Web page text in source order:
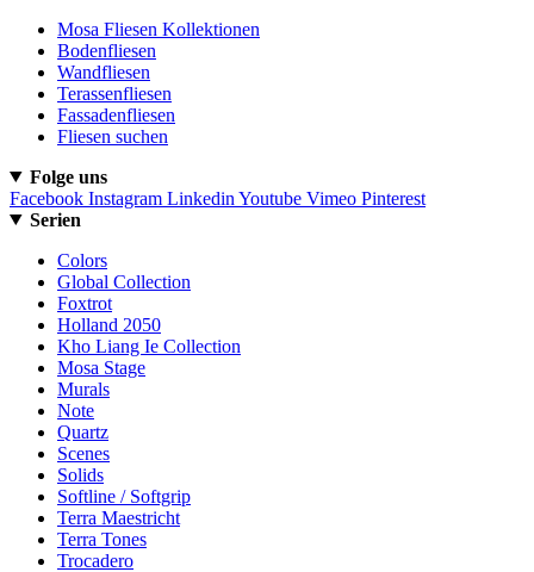
Mosa Fliesen Kollektionen
Bodenfliesen
Wandfliesen
Terassenfliesen
Fassadenfliesen
Fliesen suchen
Folge uns
Facebook Instagram Linkedin Youtube Vimeo Pinterest
Serien
Colors
Global Collection
Foxtrot
Holland 2050
Kho Liang Ie Collection
Mosa Stage
Murals
Note
Quartz
Scenes
Solids
Softline / Softgrip
Terra Maestricht
Terra Tones
Trocadero